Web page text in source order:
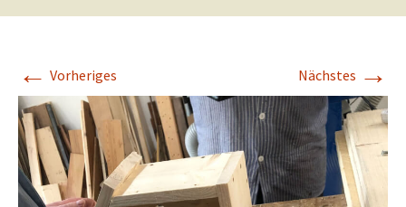
← Vorheriges Nächstes →